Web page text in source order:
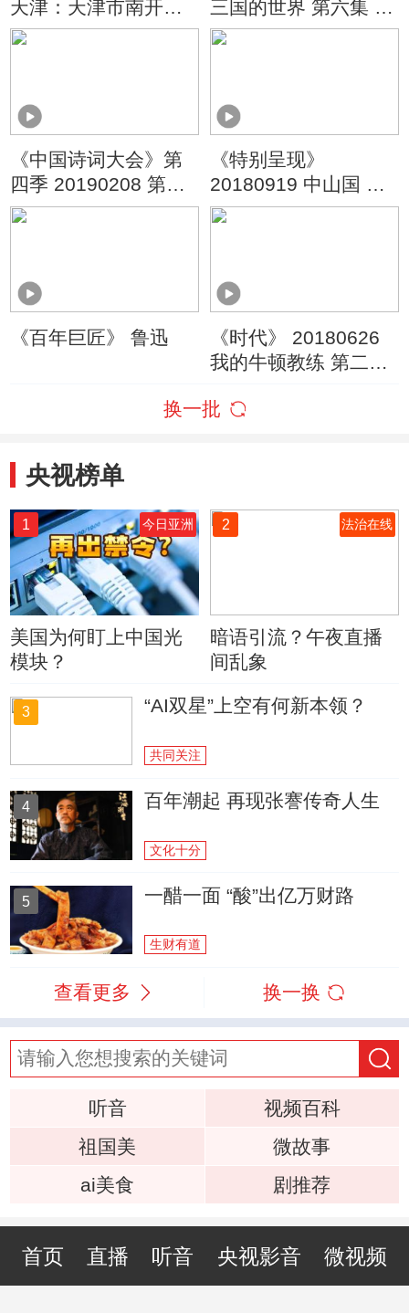
天津：天津市南开区
科技实验小学 熊春奎
三国的世界 第六集 良
史演义共三国
《中国诗词大会》第
四季 20190208 第四
场
《特别呈现》
20180919 中山国 第
二集 崛起
《百年巨匠》 鲁迅
《时代》 20180626
我的牛顿教练 第二集
换一批
央视榜单
1 今日亚洲
美国为何盯上中国光
模块？
2 法治在线
暗语引流？午夜直播
间乱象
3 “AI双星”上空有何新本领？
共同关注
4 百年潮起 再现张謇传奇人生
文化十分
5 一醋一面 “酸”出亿万财路
生财有道
查看更多 换一换
听音
视频百科
祖国美
微故事
ai美食
剧推荐
首页 直播 听音 央视影音 微视频